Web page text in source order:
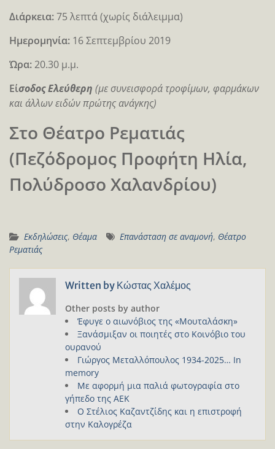
Διάρκεια:75 λεπτά (χωρίς διάλειμμα)
Ημερομηνία: 16 Σεπτεμβρίου 2019
Ώρα:20.30 μ.μ.
Είσοδος Ελεύθερη (με συνεισφορά τροφίμων, φαρμάκων
και άλλων ειδών πρώτης ανάγκης)
Στο Θέατρο Ρεματιάς
(Πεζόδρομος Προφήτη Ηλία,
Πολύδροσο Χαλανδρίου)
Εκδηλώσεις, Θέαμα Επανάσταση σε αναμονή, Θέατρο
Ρεματιάς
Written by Κώστας Χαλέμος
Other posts by author
Έφυγε ο αιωνόβιος της «Μουταλάσκη»
Ξανάσμιξαν οι ποιητές στο Κοινόβιο του
ουρανού
Γιώργος Μεταλλόπουλος 1934-2025… In
memory
Με αφορμή μια παλιά φωτογραφία στο
γήπεδο της ΑΕΚ
Ο Στέλιος Καζαντζίδης και η επιστροφή
στην Καλογρέζα